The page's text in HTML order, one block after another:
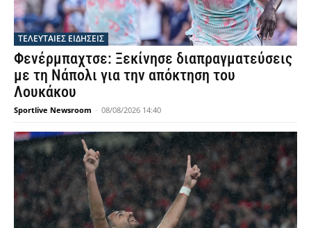
ΤΕΛΕΥΤΑΙΕΣ ΕΙΔΗΣΕΙΣ
Φενέρμπαχτσε: Ξεκίνησε διαπραγματεύσεις
με τη Νάπολι για την απόκτηση του
Λουκάκου
Sportlive Newsroom - 08/08/2026 14:40